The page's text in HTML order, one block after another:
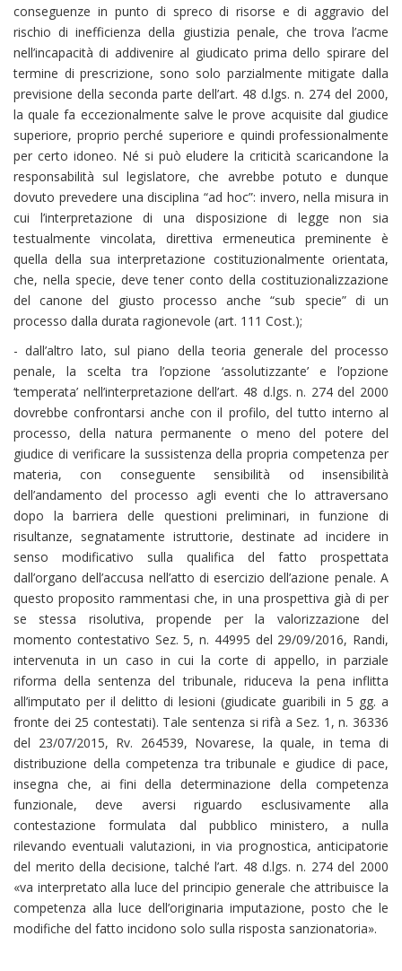
conseguenze in punto di spreco di risorse e di aggravio del
rischio di inefficienza della giustizia penale, che trova l’acme
nell’incapacità di addivenire al giudicato prima dello spirare del
termine di prescrizione, sono solo parzialmente mitigate dalla
previsione della seconda parte dell’art. 48 d.lgs. n. 274 del 2000,
la quale fa eccezionalmente salve le prove acquisite dal giudice
superiore, proprio perché superiore e quindi professionalmente
per certo idoneo. Né si può eludere la criticità scaricandone la
responsabilità sul legislatore, che avrebbe potuto e dunque
dovuto prevedere una disciplina “ad hoc”: invero, nella misura in
cui l’interpretazione di una disposizione di legge non sia
testualmente vincolata, direttiva ermeneutica preminente è
quella della sua interpretazione costituzionalmente orientata,
che, nella specie, deve tener conto della costituzionalizzazione
del canone del giusto processo anche “sub specie” di un
processo dalla durata ragionevole (art. 111 Cost.);
- dall’altro lato, sul piano della teoria generale del processo
penale, la scelta tra l’opzione ‘assolutizzante’ e l’opzione
‘temperata’ nell’interpretazione dell’art. 48 d.lgs. n. 274 del 2000
dovrebbe confrontarsi anche con il profilo, del tutto interno al
processo, della natura permanente o meno del potere del
giudice di verificare la sussistenza della propria competenza per
materia, con conseguente sensibilità od insensibilità
dell’andamento del processo agli eventi che lo attraversano
dopo la barriera delle questioni preliminari, in funzione di
risultanze, segnatamente istruttorie, destinate ad incidere in
senso modificativo sulla qualifica del fatto prospettata
dall’organo dell’accusa nell’atto di esercizio dell’azione penale. A
questo proposito rammentasi che, in una prospettiva già di per
se stessa risolutiva, propende per la valorizzazione del
momento contestativo Sez. 5, n. 44995 del 29/09/2016, Randi,
intervenuta in un caso in cui la corte di appello, in parziale
riforma della sentenza del tribunale, riduceva la pena inflitta
all’imputato per il delitto di lesioni (giudicate guaribili in 5 gg. a
fronte dei 25 contestati). Tale sentenza si rifà a Sez. 1, n. 36336
del 23/07/2015, Rv. 264539, Novarese, la quale, in tema di
distribuzione della competenza tra tribunale e giudice di pace,
insegna che, ai fini della determinazione della competenza
funzionale, deve aversi riguardo esclusivamente alla
contestazione formulata dal pubblico ministero, a nulla
rilevando eventuali valutazioni, in via prognostica, anticipatorie
del merito della decisione, talché l’art. 48 d.lgs. n. 274 del 2000
«va interpretato alla luce del principio generale che attribuisce la
competenza alla luce dell’originaria imputazione, posto che le
modifiche del fatto incidono solo sulla risposta sanzionatoria».